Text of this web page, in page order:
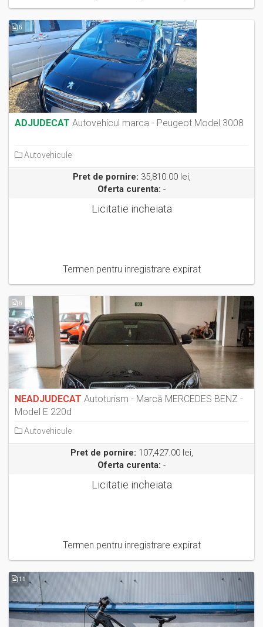
6
ADJUDECAT Autovehicul marca - Peugeot Model 3008
Autovehicule
Pret de pornire: 35,810.00 lei,
Oferta curenta: -
Licitatie incheiata
Termen pentru inregistrare expirat
6
NEADJUDECAT Autoturism - Marcă MERCEDES BENZ -
Model E 220d
Autovehicule
Pret de pornire: 107,427.00 lei,
Oferta curenta: -
Licitatie incheiata
Termen pentru inregistrare expirat
11